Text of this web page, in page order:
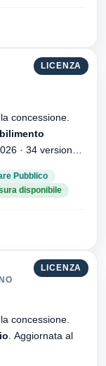
LICENZA
concessione.
Pubblico
disponibile
LICENZA
concessione.